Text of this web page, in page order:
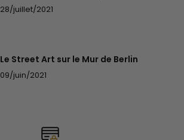
28/juillet/2021
Le Street Art sur le Mur de Berlin
09/juin/2021